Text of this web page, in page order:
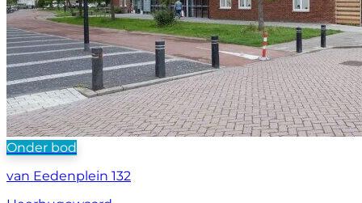
Onder bod
van Eedenplein 132